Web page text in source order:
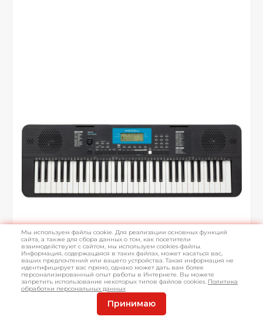
Мы используем файлы cookie. Для реализации основных функций
сайта, а также для сбора данных о том, как посетители
взаимодействуют с сайтом, мы используем cookies-файлы.
Информация, содержащаяся в таких файлах, может касаться вас,
ваших предпочтений или вашего устройства. Такая информация не
идентифицирует вас прямо, однако может дать вам более
персонализированный опыт работы в Интернете. Вы можете
запретить использование некоторых типов файлов cookies. Политика
обработки персональных данных
Принимаю